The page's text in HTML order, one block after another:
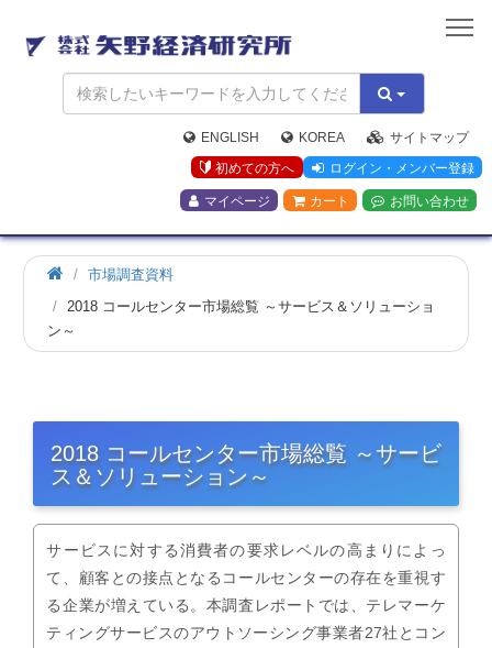
矢
野
経
済
研
究
所
ENGLISH KOREA
サイトマップ
初めての方へ
ログイン・メンバー登録
マイページ カート お問い合わせ
市場調査資料
2018 コールセンター市場総覧 ～サービス＆ソリューショ
ン～
2018 コールセンター市場総覧 ～サービ
ス＆ソリューション～
サービスに対する消費者の要求レベルの高まりによっ
て、顧客との接点となるコールセンターの存在を重視す
る企業が増えている。本調査レポートでは、テレマーケ
ティングサービスのアウトソーシング事業者27社とコン